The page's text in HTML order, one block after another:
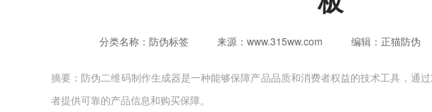
分类名称：防伪标签 来源：www.315ww.com 编辑：正猫防伪
摘要：防伪二维码制作生成器是一种能够保障产品品质和消费者权益的技术工具，通
者提供可靠的产品信息和购买保障。